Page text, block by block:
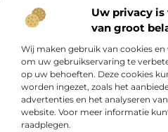
Uw privacy is
van groot
Wij maken gebruik van cookies
om uw gebruikservaring te
op uw behoeften. Deze cookies
worden ingezet, zoals het
advertenties en het analyseren
website. Voor meer informatie
raadplegen.
Onze informatie
Bericht categorie